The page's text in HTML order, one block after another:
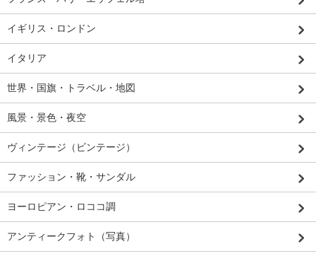
イギリス・ロンドン
イタリア
世界・国旗・トラベル・地図
風景・景色・夜空
ヴィンテージ（ビンテージ）
ファッション・靴・サンダル
ヨーロピアン・ロココ調
アンティークフォト（写真）